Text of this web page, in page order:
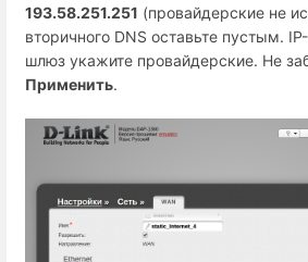
193.58.251.251 (провайдерские не
вторичного DNS оставьте пустым.
шлюз укажите провайдерские. Не
Применить.